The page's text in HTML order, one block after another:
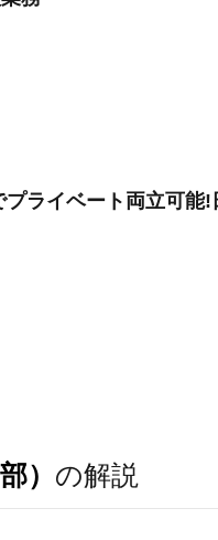
ライベート両立可能
） の解説